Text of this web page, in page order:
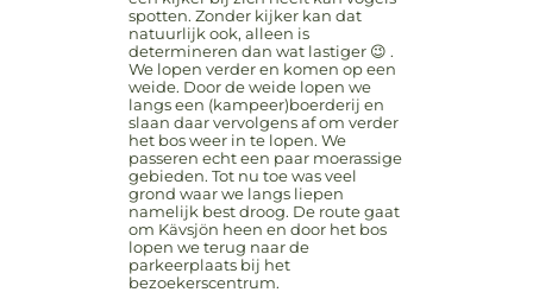
spotten. Zonder kijker kan dat
natuurlijk ook, alleen is
determineren dan wat lastiger 😉 .
We lopen verder en komen op een
weide. Door de weide lopen we
langs een (kampeer)boerderij en
slaan daar vervolgens af om verder
het bos weer in te lopen. We
passeren echt een paar moerassige
gebieden. Tot nu toe was veel
grond waar we langs liepen
namelijk best droog. De route gaat
om Kävsjön heen en door het bos
lopen we terug naar de
parkeerplaats bij het
bezoekerscentrum.